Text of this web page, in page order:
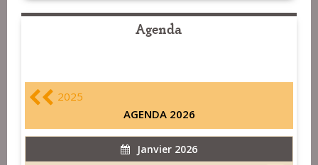
Agenda
2025
AGENDA 2026
Janvier 2026